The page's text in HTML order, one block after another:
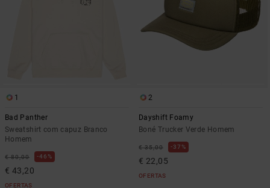
1
Bad Panther
Sweatshirt com capuz Branco
Homem
€ 80,00 46%
€ 43,20
OFERTAS
2
Dayshift Foamy
Boné Trucker Verde Homem
€ 35,00 37%
€ 22,05
OFERTAS